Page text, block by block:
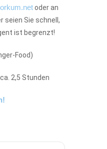
oder an
seien Sie schnell,
ist begrenzt!
Food)
ca. 2,5 Stunden